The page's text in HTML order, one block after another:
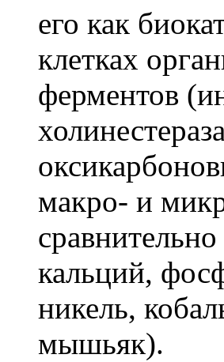
его как
клетках
ферментов
макро- и
кальций,
никель,
мышьяк).